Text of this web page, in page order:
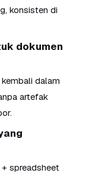
konsisten di
dokumen
dalam
artefak
spreadsheet